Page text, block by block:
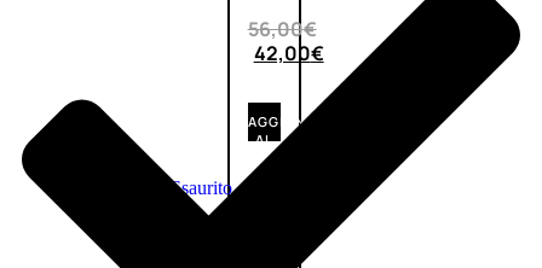
56,00€
42,00€
AGGIUNGI
AL
CARRELLO
Esaurito